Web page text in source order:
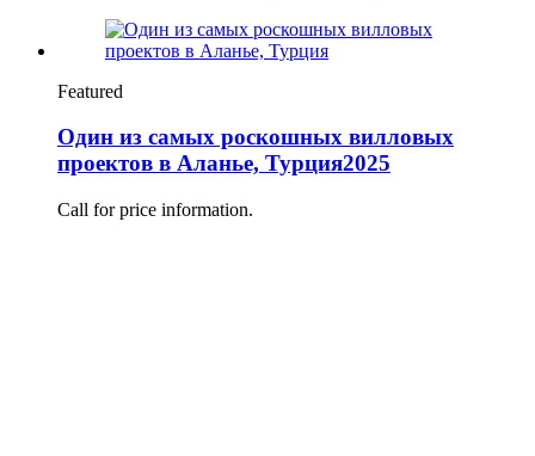
Featured
Один из самых роскошных вилловых
проектов в Аланье, Турция2025
Call for price information.